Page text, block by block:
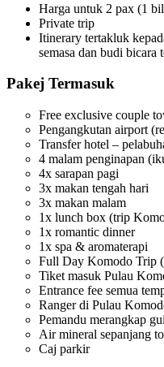
Harga untuk 2 pax (1
Private trip
Itinerary tertakluk
semasa dan budi bicara
Pakej Termasuk
Free exclusive couple
Pengangkutan airport
Transfer hotel –
4 malam penginapan
4x sarapan pagi
3x makan tengah hari
3x makan malam
1x lunch box (trip
1x romantic dinner
1x spa & aromaterapi
Full Day Komodo Trip
Tiket masuk Pulau
Entrance fee semua
Ranger di Pulau
Pemandu merangkap
Air mineral sepanjang
Caj parkir